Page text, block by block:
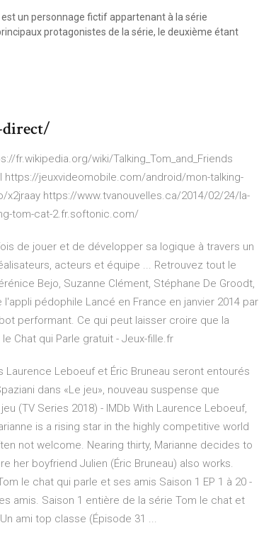
un personnage fictif appartenant à la série
protagonistes de la série, le deuxième étant
fr.wikipedia.org/wiki/Talking_Tom_and_Friends
jeuxvideomobile.com/android/mon-talking-
https://www.tvanouvelles.ca/2014/02/24/la-
tom-cat-2.fr.softonic.com/
de jouer et de développer sa logique à travers un
acteurs et équipe ... Retrouvez tout le
Bejo, Suzanne Clément, Stéphane De Groodt,
l'appli pédophile Lancé en France en janvier 2014 par
performant. Ce qui peut laisser croire que la
Chat qui Parle gratuit - Jeux-fille.fr
Laurence Leboeuf et Éric Bruneau seront entourés
dans «Le jeu», nouveau suspense que
(TV Series 2018) - IMDb With Laurence Leboeuf,
is a rising star in the highly competitive world
not welcome. Nearing thirty, Marianne decides to
her boyfriend Julien (Éric Bruneau) also works.
le chat qui parle et ses amis Saison 1 EP 1 à 20 -
amis. Saison 1 entière de la série Tom le chat et
ami top classe (Épisode 31 ...